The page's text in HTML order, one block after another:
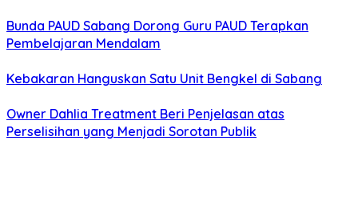
Bunda PAUD Sabang Dorong Guru PAUD Terapkan
Pembelajaran Mendalam
Kebakaran Hanguskan Satu Unit Bengkel di Sabang
Owner Dahlia Treatment Beri Penjelasan atas
Perselisihan yang Menjadi Sorotan Publik